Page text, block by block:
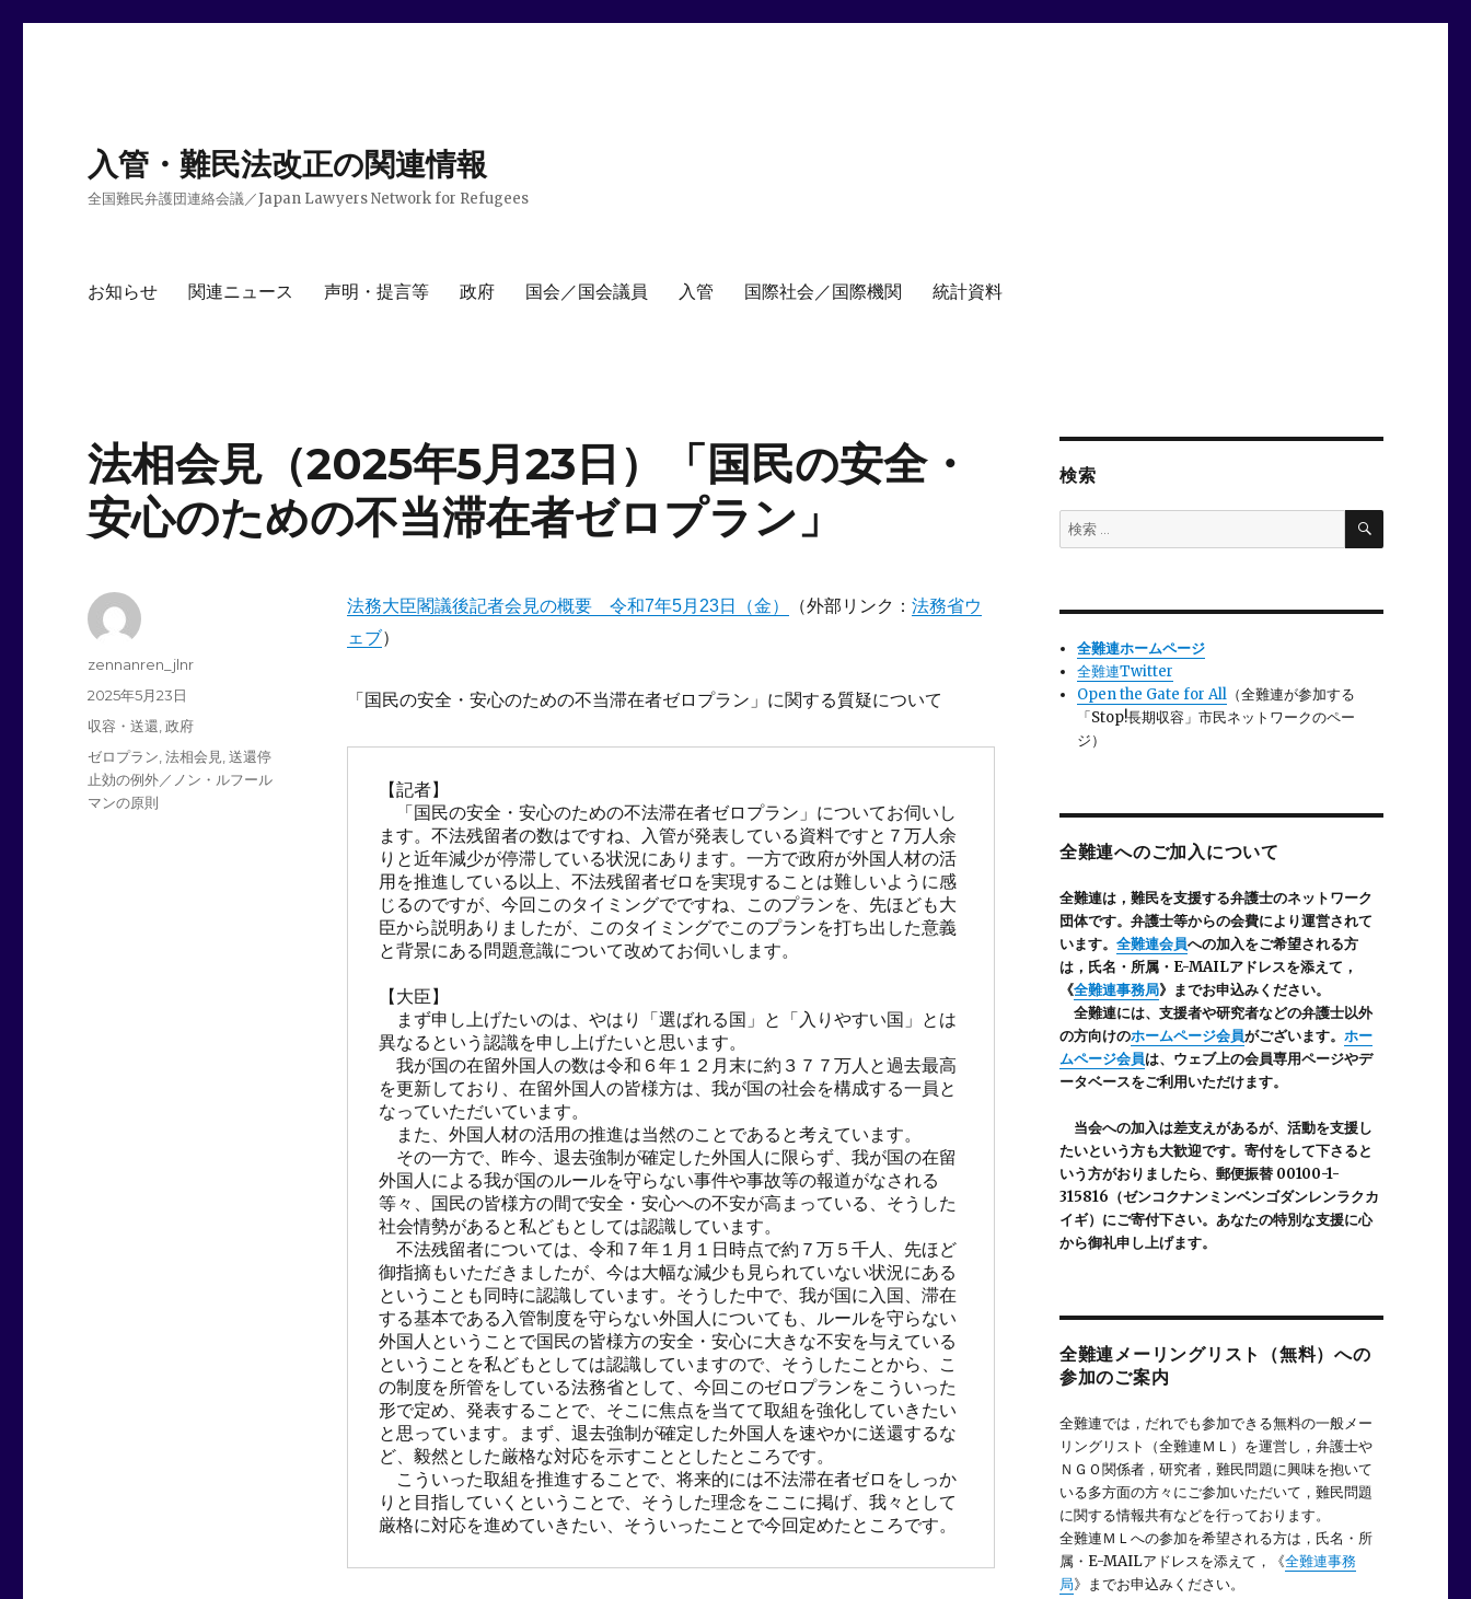
入管・難民法改正の関連情報
全国難民弁護団連絡会議／Japan Lawyers Network for Refugees
お知らせ 関連ニュース 声明・提言等 政府 国会／国会議員 入管 国際社会／国際機関 統計資料
法相会見（2025年5月23日）「国民の安全・
安心のための不当滞在者ゼロプラン」
法務大臣閣議後記者会見の概要 令和7年5月23日（金） （外部リンク： 法務省ウ
ェブ）
「国民の安全・安心のための不当滞在者ゼロプラン」に関する質疑について
【記者】
「国民の安全・安心のための不法滞在者ゼロプラン」についてお伺いし
ます。不法残留者の数はですね、入管が発表している資料ですと７万人余
りと近年減少が停滞している状況にあります。一方で政府が外国人材の活
用を推進している以上、不法残留者ゼロを実現することは難しいように感
じるのですが、今回このタイミングでですね、このプランを、先ほども大
臣から説明ありましたが、このタイミングでこのプランを打ち出した意義
と背景にある問題意識について改めてお伺いします。
【大臣】
まず申し上げたいのは、やはり「選ばれる国」と「入りやすい国」とは
異なるという認識を申し上げたいと思います。
我が国の在留外国人の数は令和６年１２月末に約３７７万人と過去最高
を更新しており、在留外国人の皆様方は、我が国の社会を構成する一員と
なっていただいています。
また、外国人材の活用の推進は当然のことであると考えています。
その一方で、昨今、退去強制が確定した外国人に限らず、我が国の在留
外国人による我が国のルールを守らない事件や事故等の報道がなされる
等々、国民の皆様方の間で安全・安心への不安が高まっている、そうした
社会情勢があると私どもとしては認識しています。
不法残留者については、令和７年１月１日時点で約７万５千人、先ほど
御指摘もいただきましたが、今は大幅な減少も見られていない状況にある
ということも同時に認識しています。そうした中で、我が国に入国、滞在
する基本である入管制度を守らない外国人についても、ルールを守らない
外国人ということで国民の皆様方の安全・安心に大きな不安を与えている
ということを私どもとしては認識していますので、そうしたことから、こ
の制度を所管をしている法務省として、今回このゼロプランをこういった
形で定め、発表することで、そこに焦点を当てて取組を強化していきたい
と思っています。まず、退去強制が確定した外国人を速やかに送還するな
ど、毅然とした厳格な対応を示すこととしたところです。
こういった取組を推進することで、将来的には不法滞在者ゼロをしっか
りと目指していくということで、そうした理念をここに掲げ、我々として
厳格に対応を進めていきたい、そういったことで今回定めたところです。
投
zennanren_jlnr
投
稿
2025年5月23日
カ
テ
ゴ
収容・送還 ,政府
タ
グ
ゼロプラン ,法相会見 ,送還停
止効の例外／ノン・ルフール
マンの原則
検索
検
索:
検
全難連ホームページ
全難連Twitter
Open the Gate for All （全難連が参加する
「Stop!長期収容」市民ネットワークのペー
ジ）
全難連へのご加入について
全難連は，難民を支援する弁護士のネットワーク
団体です。弁護士等からの会費により運営されて
います。 全難連会員への加入をご希望される方
は，氏名・所属・E-MAILアドレスを添えて，
《全難連事務局》までお申込みください。
全難連には、支援者や研究者などの弁護士以外
の方向けのホームページ会員がございます。 ホー
ムページ会員は、ウェブ上の会員専用ページやデ
ータベースをご利用いただけます。
当会への加入は差支えがあるが、活動を支援し
たいという方も大歓迎です。寄付をして下さると
いう方がおりましたら、郵便振替 00100-1-
315816（ゼンコクナンミンベンゴダンレンラクカ
イギ）にご寄付下さい。あなたの特別な支援に心
から御礼申し上げます。
全難連メーリングリスト（無料）への
参加のご案内
全難連では，だれでも参加できる無料の一般メー
リングリスト（全難連ＭＬ）を運営し，弁護士や
ＮＧＯ関係者，研究者，難民問題に興味を抱いて
いる多方面の方々にご参加いただいて，難民問題
に関する情報共有などを行っております。
全難連ＭＬへの参加を希望される方は，氏名・所
属・E-MAILアドレスを添えて，《全難連事務
局》までお申込みください。